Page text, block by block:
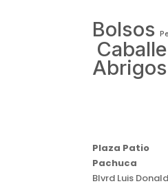
Bolsos
Abrigos
Plaza Patio
Pachuca
Blvrd Luis